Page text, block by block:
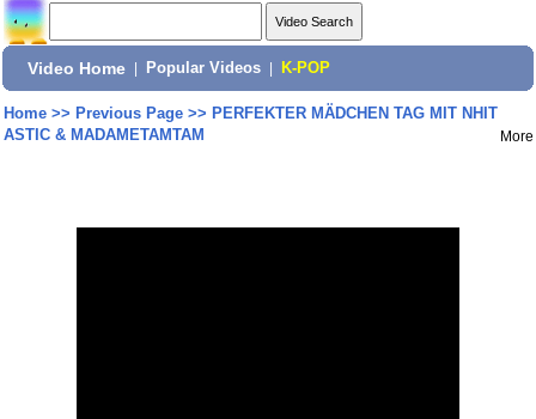
Video Home Popular Videos K-POP
Home>> Previous Page>> PERFEKTER MÄDCHEN TAG MIT NHIT
ASTIC & MADAMETAMTAM
More